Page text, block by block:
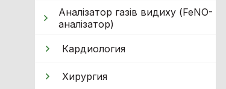
Аналізатор газів видиху (FeNO-
аналізатор)
Кардиология
Хирургия